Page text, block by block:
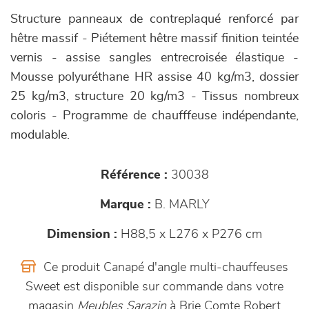
Structure panneaux de contreplaqué renforcé par
hêtre massif - Piétement hêtre massif finition teintée
vernis - assise sangles entrecroisée élastique -
Mousse polyuréthane HR assise 40 kg/m3, dossier
25 kg/m3, structure 20 kg/m3 - Tissus nombreux
coloris - Programme de chaufffeuse indépendante,
modulable.
Référence : 30038
Marque : B. MARLY
Dimension : H88,5 x L276 x P276 cm
Ce produit Canapé d'angle multi-chauffeuses
Sweet est disponible sur commande dans votre
magasin Meubles Sarazinà Brie Comte Robert